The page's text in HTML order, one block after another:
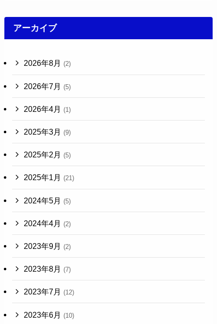
アーカイブ
2026年8月 (2)
2026年7月 (5)
2026年4月 (1)
2025年3月 (9)
2025年2月 (5)
2025年1月 (21)
2024年5月 (5)
2024年4月 (2)
2023年9月 (2)
2023年8月 (7)
2023年7月 (12)
2023年6月 (10)